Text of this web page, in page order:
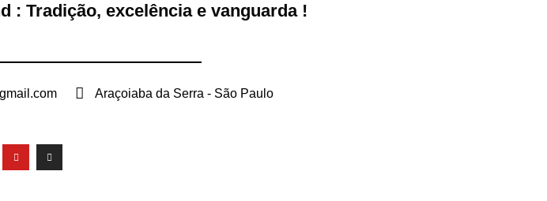
: Tradição, excelência e vanguarda !
Araçoiaba da Serra - São Paulo